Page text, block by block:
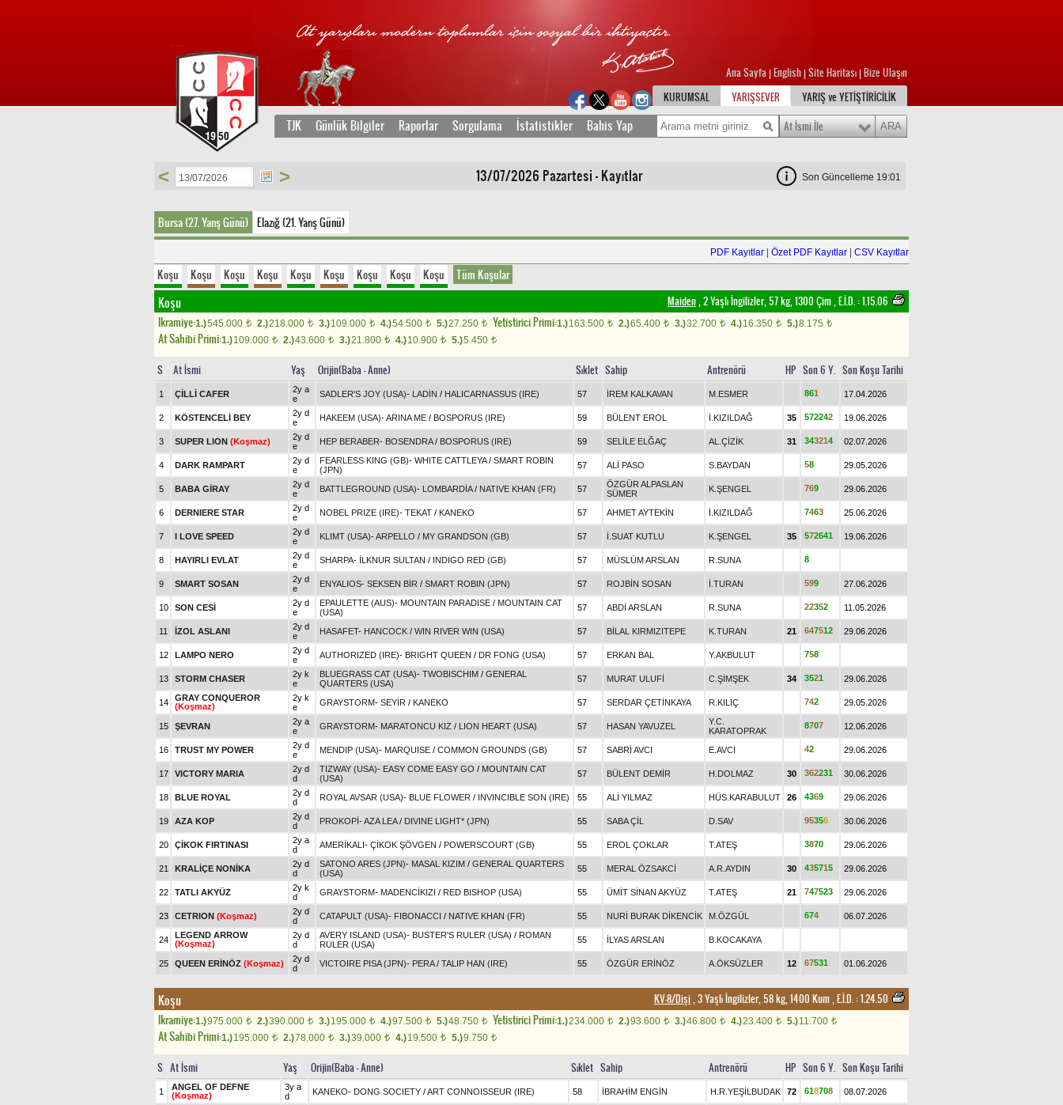
Ana Sayfa English Site Haritası Bize Ulaşın
KURUMSAL
YARIŞSEVER YARIŞ ve YETİŞTİRİCİLİK
TJK Günlük Bilgiler Raporlar Sorgulama İstatistikler Bahis Yap At İsmi İle
13/07/2026 Pazartesi - Kayıtlar
< > Son Güncelleme 19:01
Bursa (27. Yarış Günü) Elazığ (21. Yarış Günü)
PDF Kayıtlar Özet PDF Kayıtlar CSV Kayıtlar
Koşu Koşu Koşu Koşu Koşu Koşu Koşu Koşu Koşu Tüm Koşular
Koşu Maiden, 2 Yaşlı İngilizler, 57 kg, 1300 Çim,E.İ.D. :1.15.06
Ikramiye:1.)545.000 t 2.)218.000 t 3.)109.000 t 4.)54.500 t 5.)27.250 t Yetistirici Primi:1.)163.500 t 2.)65.400 t 3.)32.700 t 4.)16.350 t 5.)8.175 t
At Sahibi Primi:1.)109.000 t 2.)43.600 t 3.)21.800 t 4.)10.900 t 5.)5.450 t
S At İsmi Yaş Orijin(Baba - Anne) Sıklet Sahip Antrenörü HP Son 6 Y. Son Koşu Tarihi
1 ÇİLLİ CAFER
2y a
e
SADLER'S JOY (USA)- LADİN / HALICARNASSUS (IRE) 57 İREM KALKAVAN M.ESMER 861 17.04.2026
2 KÖSTENCELİ BEY
2y d
e
HAKEEM (USA)-ARINA ME / BOSPORUS (IRE) 59 BÜLENT EROL İ.KIZILDAĞ 35 572242 19.06.2026
3 SUPER LION (Koşmaz)
2y d
e
HEP BERABER- BOSENDRA/ BOSPORUS (IRE) 59 SELİLE ELĞAÇ AL.ÇİZİK 31 343214 02.07.2026
4 DARK RAMPART
2y d
e
FEARLESS KING (GB)- WHITE CATTLEYA/ SMART ROBIN
(JPN)
57 ALİ PASO S.BAYDAN 58 29.05.2026
5 BABA GİRAY
2y d
e
BATTLEGROUND (USA)- LOMBARDİA/ NATIVE KHAN (FR) 57
ÖZGÜR ALPASLAN
SÜMER
K.ŞENGEL 769 29.06.2026
6 DERNIERE STAR
2y d
e
NOBEL PRIZE (IRE)- TEKAT / KANEKO 57 AHMET AYTEKİN İ.KIZILDAĞ 7463 25.06.2026
7 I LOVE SPEED
2y d
e
KLIMT (USA)-ARPELLO / MY GRANDSON (GB) 57 İ.SUAT KUTLU K.ŞENGEL 35 572641 19.06.2026
8 HAYIRLI EVLAT
2y d
e
SHARPA- İLKNUR SULTAN / INDIGO RED (GB) 57 MÜSLÜM ARSLAN R.SUNA 8
9 SMART SOSAN
2y d
e
ENYALIOS- SEKSEN BİR / SMART ROBIN (JPN) 57 ROJBİN SOSAN İ.TURAN 599 27.06.2026
10 SON CESİ
2y d
e
EPAULETTE (AUS)- MOUNTAIN PARADISE / MOUNTAIN CAT
(USA)
57 ABDİ ARSLAN R.SUNA 22352 11.05.2026
11 İZOL ASLANI
2y d
e
HASAFET- HANCOCK / WIN RIVER WIN (USA) 57 BİLAL KIRMIZITEPE K.TURAN 21 647512 29.06.2026
12 LAMPO NERO
2y d
e
AUTHORIZED (IRE)- BRIGHT QUEEN / DR FONG (USA) 57 ERKAN BAL Y.AKBULUT 758
13 STORM CHASER
2y k
e
BLUEGRASS CAT (USA)- TWOBISCHIM / GENERAL
QUARTERS (USA)
57 MURAT ULUFİ C.ŞİMŞEK 34 3521 29.06.2026
14
GRAY CONQUEROR
(Koşmaz)
2y k
e
GRAYSTORM- SEYİR / KANEKO 57 SERDAR ÇETİNKAYA R.KILIÇ 742 29.05.2026
15 ŞEVRAN
2y a
e
GRAYSTORM- MARATONCU KIZ / LION HEART (USA) 57 HASAN YAVUZEL
Y.C.
KARATOPRAK
8707 12.06.2026
16 TRUST MY POWER
2y d
e
MENDIP (USA)- MARQUISE / COMMON GROUNDS (GB) 57 SABRİ AVCI E.AVCI 42 29.06.2026
17 VICTORY MARIA
2y d
d
TIZWAY (USA)- EASY COME EASY GO / MOUNTAIN CAT
(USA)
57 BÜLENT DEMİR H.DOLMAZ 30 362231 30.06.2026
18 BLUE ROYAL
2y d
d
ROYAL AVSAR (USA)- BLUE FLOWER / INVINCIBLE SON (IRE) 55 ALİ YILMAZ HÜS.KARABULUT 26 4369 29.06.2026
19 AZA KOP
2y d
d
PROKOPİ-AZA LEA/ DIVINE LIGHT* (JPN) 55 SABA ÇİL D.SAV 95356 30.06.2026
20 ÇİKOK FIRTINASI
2y a
d
AMERİKALI- ÇİKOK ŞÖVGEN / POWERSCOURT (GB) 55 EROL ÇOKLAR T.ATEŞ 3870 29.06.2026
21 KRALİÇE NONİKA
2y d
d
SATONO ARES (JPN)- MASAL KIZIM / GENERAL QUARTERS
(USA)
55 MERAL ÖZSAKCİ A.R.AYDIN 30 435715 29.06.2026
22 TATLI AKYÜZ
2y k
d
GRAYSTORM- MADENCİKIZI / RED BISHOP (USA) 55 ÜMİT SİNAN AKYÜZ T.ATEŞ 21 747523 29.06.2026
23 CETRION (Koşmaz)
2y d
d
CATAPULT (USA)- FIBONACCI / NATIVE KHAN (FR) 55 NURİ BURAK DİKENCİK M.ÖZGÜL 674 06.07.2026
24
LEGEND ARROW
(Koşmaz)
2y d
d
AVERY ISLAND (USA)- BUSTER'S RULER (USA) / ROMAN
RULER (USA)
55 İLYAS ARSLAN B.KOCAKAYA
25 QUEEN ERİNÖZ (Koşmaz)
2y d
d
VICTOIRE PISA (JPN)- PERA/ TALIP HAN (IRE) 55 ÖZGÜR ERİNÖZ A.ÖKSÜZLER 12 67531 01.06.2026
Koşu KV-8/Dişi, 3 Yaşlı İngilizler, 58 kg, 1400 Kum,E.İ.D. :1.24.50
Ikramiye:1.)975.000 t 2.)390.000 t 3.)195.000 t 4.)97.500 t 5.)48.750 t Yetistirici Primi:1.)234.000 t 2.)93.600 t 3.)46.800 t 4.)23.400 t 5.)11.700 t
At Sahibi Primi:1.)195.000 t 2.)78.000 t 3.)39.000 t 4.)19.500 t 5.)9.750 t
S At İsmi Yaş Orijin(Baba - Anne) Sıklet Sahip Antrenörü HP Son 6 Y. Son Koşu Tarihi
1
ANGEL OF DEFNE
(Koşmaz)
3y a
d
KANEKO- DONG SOCIETY /ART CONNOISSEUR (IRE) 58 İBRAHİM ENGİN H.R.YEŞİLBUDAK 72 618708 08.07.2026